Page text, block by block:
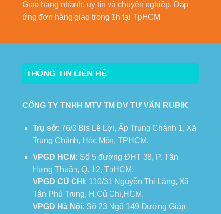
Giao hàng nhanh, uy tín và chuyên nghiệp. Đáp
ứng đơn hàng giao trong 1h tại TpHCM
THÔNG TIN LIÊN HỆ
CÔNG TY TNHH MTV TM DV TƯ VẤN RUBIK
Trụ sở: 76/3 Bis Lê Lợi, Ấp Trung Chánh 1, Xã
Trung Chánh, Hóc Môn, TPHCM.
VPGD HCM: Số 5 đường ĐHT 38, P. Tân
Hưng Thuận, Q. 12, TpHCM.
VPGD CỦ CHI : 110/31 Nguyễn Thị Lắng, Xã
Tân Phú Trung, H.Củ Chi,HCM.
VPGD Hà Nội: Số 23 Ngõ 149 Đường Giáp